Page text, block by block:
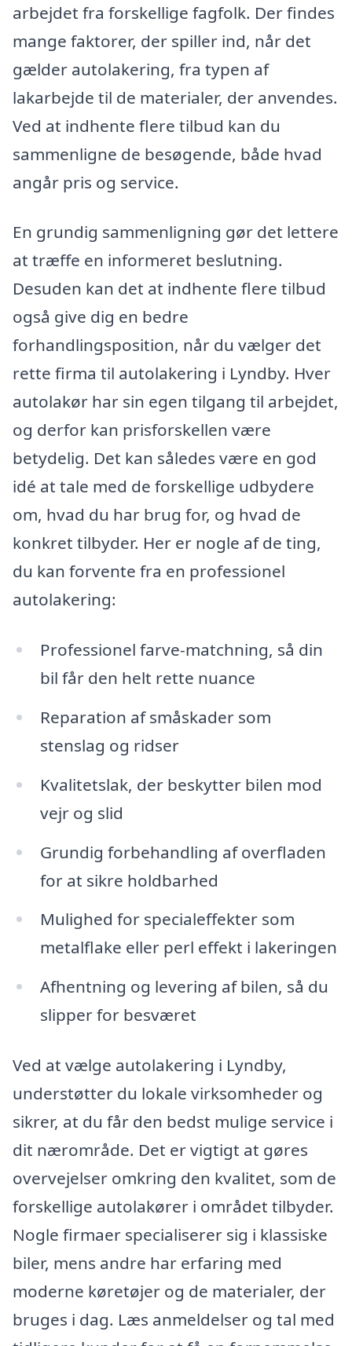
arbejdet fra forskellige fagfolk. Der findes
mange faktorer, der spiller ind, når det
gælder autolakering, fra typen af
lakarbejde til de materialer, der anvendes.
Ved at indhente flere tilbud kan du
sammenligne de besøgende, både hvad
angår pris og service.
En grundig sammenligning gør det lettere
at træffe en informeret beslutning.
Desuden kan det at indhente flere tilbud
også give dig en bedre
forhandlingsposition, når du vælger det
rette firma til autolakering i Lyndby. Hver
autolakør har sin egen tilgang til arbejdet,
og derfor kan prisforskellen være
betydelig. Det kan således være en god
idé at tale med de forskellige udbydere
om, hvad du har brug for, og hvad de
konkret tilbyder. Her er nogle af de ting,
du kan forvente fra en professionel
autolakering:
Professionel farve-matchning, så din
bil får den helt rette nuance
Reparation af småskader som
stenslag og ridser
Kvalitetslak, der beskytter bilen mod
vejr og slid
Grundig forbehandling af overfladen
for at sikre holdbarhed
Mulighed for specialeffekter som
metalflake eller perl effekt i lakeringen
Afhentning og levering af bilen, så du
slipper for besværet
Ved at vælge autolakering i Lyndby,
understøtter du lokale virksomheder og
sikrer, at du får den bedst mulige service i
dit nærområde. Det er vigtigt at gøres
overvejelser omkring den kvalitet, som de
forskellige autolakører i området tilbyder.
Nogle firmaer specialiserer sig i klassiske
biler, mens andre har erfaring med
moderne køretøjer og de materialer, der
bruges i dag. Læs anmeldelser og tal med